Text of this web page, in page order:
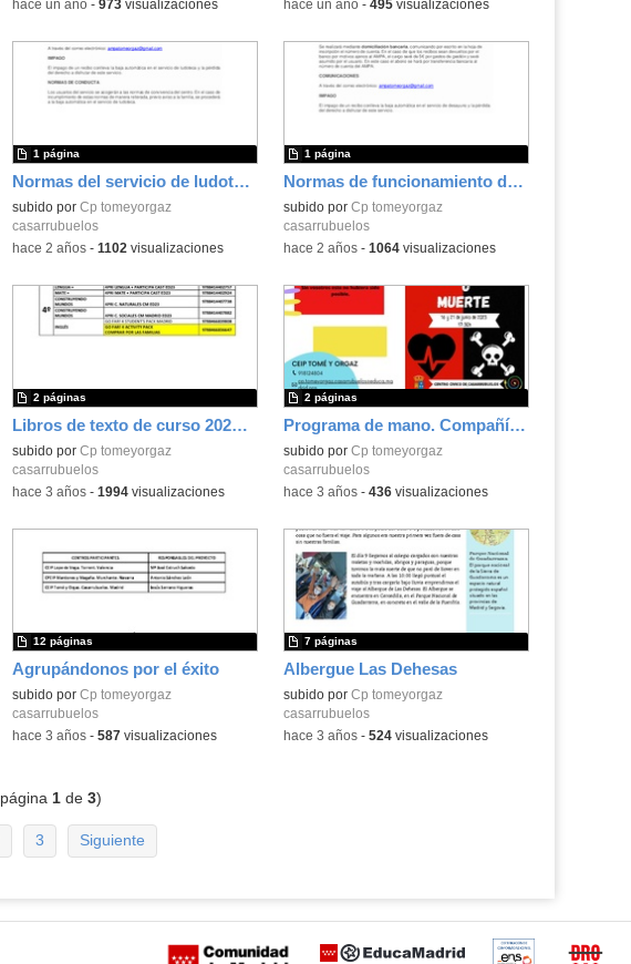
-hace un año- 973visualizaciones -hace un año- 495visualizaciones
Normas del servicio de ludoteca
subido por Cp tomeyorgaz
casarrubuelos
1 página
-hace 2 años- 1102 visualizaciones
Normas de funcionamiento del servicio de desayuno
subido por Cp tomeyorgaz
casarrubuelos
1 página
-hace 2 años- 1064visualizaciones
Libros de texto de curso 2023-24
subido por Cp tomeyorgaz
casarrubuelos
2 páginas
-hace 3 años- 1994visualizaciones
Programa de mano. Compañía LOVA "EL Ritmo"
subido por Cp tomeyorgaz
casarrubuelos
2 páginas
-hace 3 años- 436visualizaciones
Agrupándonos por el éxito
subido por Cp tomeyorgaz
casarrubuelos
12 páginas
-hace 3 años- 587visualizaciones
Albergue Las Dehesas
subido por Cp tomeyorgaz
casarrubuelos
7 páginas
-hace 3 años- 524visualizaciones
1de 3)
3 Siguiente